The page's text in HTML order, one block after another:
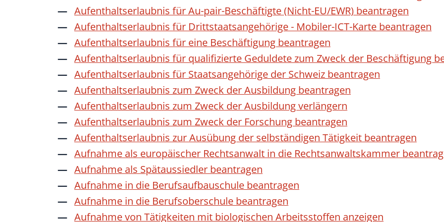
Aufenthaltserlaubnis für Au-pair-Beschäftigte (Nicht-EU/EWR) beantragen
Aufenthaltserlaubnis für Drittstaatsangehörige - Mobiler-ICT-Karte beantragen
Aufenthaltserlaubnis für eine Beschäftigung beantragen
Aufenthaltserlaubnis für qualifizierte Geduldete zum Zweck der Beschäftigung
Aufenthaltserlaubnis für Staatsangehörige der Schweiz beantragen
Aufenthaltserlaubnis zum Zweck der Ausbildung beantragen
Aufenthaltserlaubnis zum Zweck der Ausbildung verlängern
Aufenthaltserlaubnis zum Zweck der Forschung beantragen
Aufenthaltserlaubnis zur Ausübung der selbständigen Tätigkeit beantragen
Aufnahme als europäischer Rechtsanwalt in die Rechtsanwaltskammer
Aufnahme als Spätaussiedler beantragen
Aufnahme in die Berufsaufbauschule beantragen
Aufnahme in die Berufsoberschule beantragen
Aufnahme von Tätigkeiten mit biologischen Arbeitsstoffen anzeigen